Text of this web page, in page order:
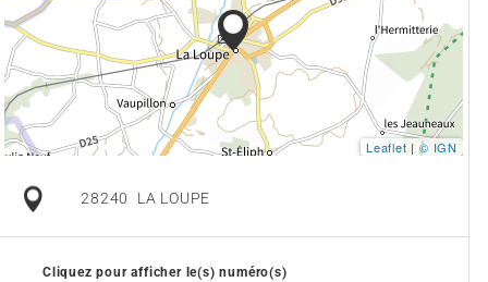
Leaflet | © IGN
28240 LA LOUPE
Cliquez pour afficher le(s) numéro(s)